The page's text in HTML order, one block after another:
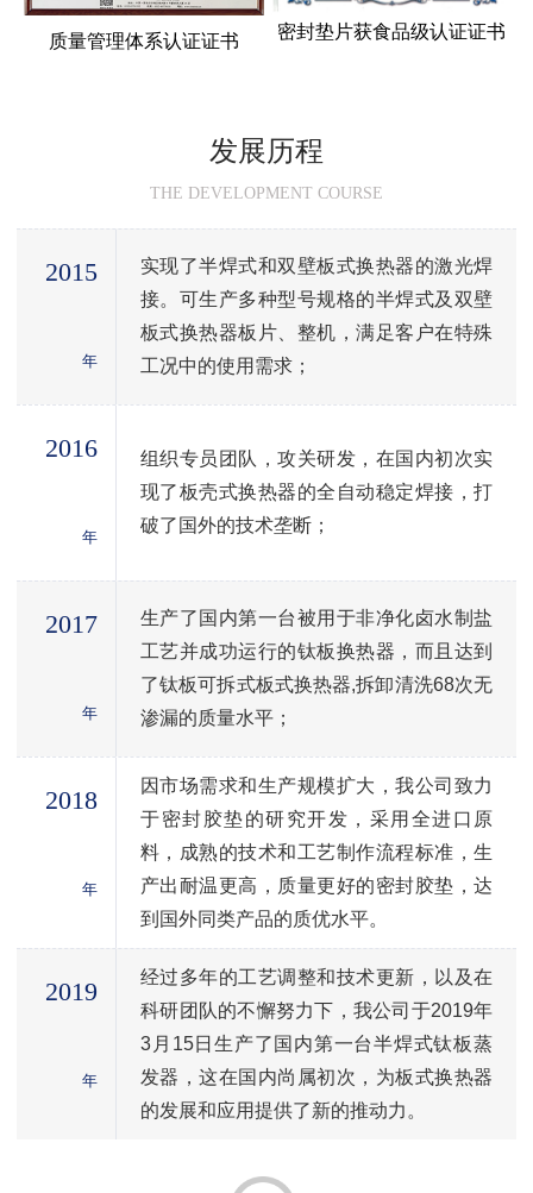
质量管理体系认证证书 密封垫片获食品级认证证书
发展历程
THE DEVELOPMENT COURSE
2015
年
实现了半焊式和双壁板式换热器的激光焊
接。可生产多种型号规格的半焊式及双壁
板式换热器板片、整机，满足客户在特殊
工况中的使用需求；
2016
年
组织专员团队，攻关研发，在国内初次实
现了板壳式换热器的全自动稳定焊接，打
破了国外的技术垄断；
2017
年
生产了国内第一台被用于非净化卤水制盐
工艺并成功运行的钛板换热器，而且达到
了钛板可拆式板式换热器,拆卸清洗68次无
渗漏的质量水平；
2018
年
因市场需求和生产规模扩大，我公司致力
于密封胶垫的研究开发，采用全进口原
料，成熟的技术和工艺制作流程标准，生
产出耐温更高，质量更好的密封胶垫，达
到国外同类产品的质优水平。
2019
年
经过多年的工艺调整和技术更新，以及在
科研团队的不懈努力下，我公司于2019年
3月15日生产了国内第一台半焊式钛板蒸
发器，这在国内尚属初次，为板式换热器
的发展和应用提供了新的推动力。